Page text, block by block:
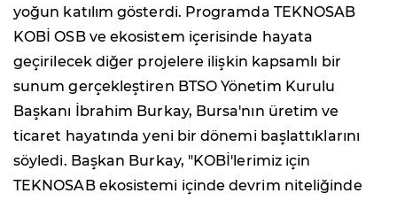
yoğun katılım gösterdi. Programda TEKNOSAB
KOBİ OSB ve ekosistem içerisinde hayata
geçirilecek diğer projelere ilişkin kapsamlı bir
sunum gerçekleştiren BTSO Yönetim Kurulu
Başkanı İbrahim Burkay, Bursa'nın üretim ve
ticaret hayatında yeni bir dönemi başlattıklarını
söyledi. Başkan Burkay, "KOBİ'lerimiz için
TEKNOSAB ekosistemi içinde devrim niteliğinde